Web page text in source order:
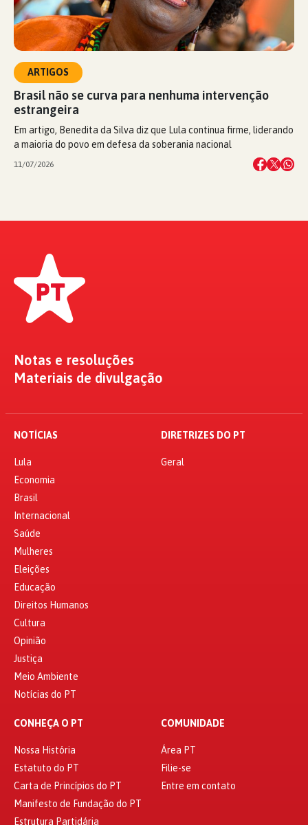
ARTIGOS
Brasil não se curva para nenhuma intervenção
estrangeira
Em artigo, Benedita da Silva diz que Lula continua firme, liderando
a maioria do povo em defesa da soberania nacional
11/07/2026
Notas e resoluções
Materiais de divulgação
NOTÍCIAS
Lula
Economia
Brasil
Internacional
Saúde
Mulheres
Eleições
Educação
Direitos Humanos
Cultura
Opinião
Justiça
Meio Ambiente
Notícias do PT
DIRETRIZES DO PT
Geral
CONHEÇA O PT
Nossa História
Estatuto do PT
Carta de Princípios do PT
Manifesto de Fundação do PT
Estrutura Partidária
COMUNIDADE
Área PT
Filie-se
Entre em contato